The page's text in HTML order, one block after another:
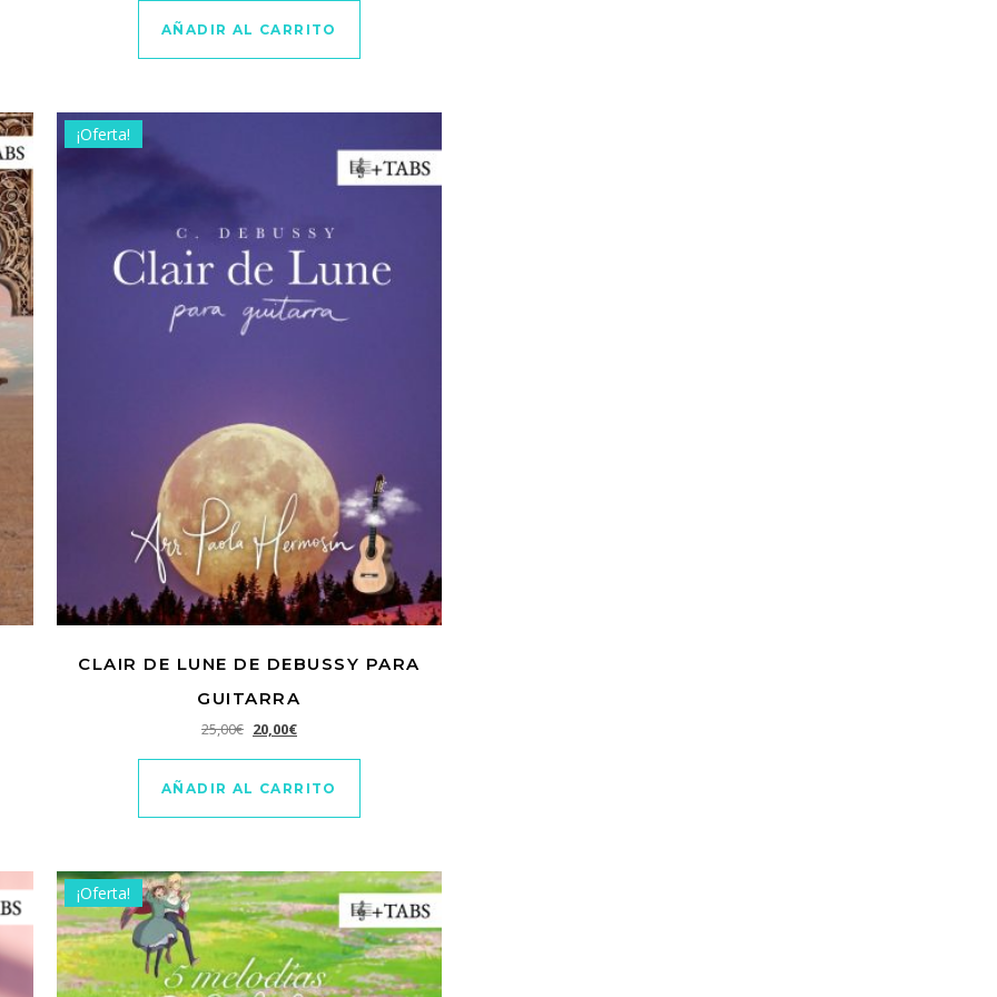
AÑADIR AL CARRITO
¡Oferta!
CLAIR DE LUNE DE DEBUSSY PARA
GUITARRA
25,00€ El precio original era: 25,00€.
20,00€El precio actual es: 20,00€.
AÑADIR AL CARRITO
¡Oferta!